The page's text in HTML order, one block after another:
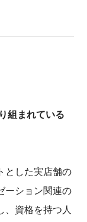
組まれている
とした実店舗の
ーション関連の
、資格を持つ人